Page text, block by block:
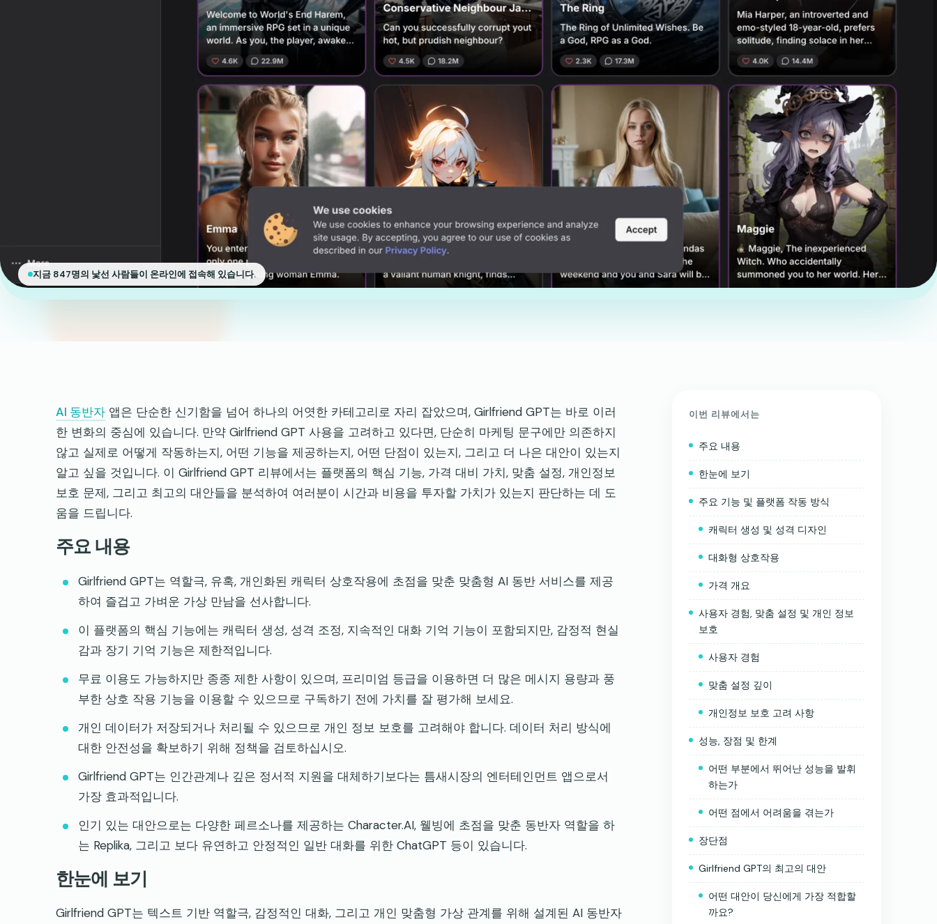
지금 847명의 낯선 사람들이 온라인에 접속해 있습니다.
AI 동반자 앱은 단순한 신기함을 넘어 하나의 어엿한 카테고리로 자리 잡았으며, Girlfriend GPT는 바로 이러
한 변화의 중심에 있습니다. 만약 Girlfriend GPT 사용을 고려하고 있다면, 단순히 마케팅 문구에만 의존하지
않고 실제로 어떻게 작동하는지, 어떤 기능을 제공하는지, 어떤 단점이 있는지, 그리고 더 나은 대안이 있는지
알고 싶을 것입니다. 이 Girlfriend GPT 리뷰에서는 플랫폼의 핵심 기능, 가격 대비 가치, 맞춤 설정, 개인정보
보호 문제, 그리고 최고의 대안들을 분석하여 여러분이 시간과 비용을 투자할 가치가 있는지 판단하는 데 도
움을 드립니다.
주요 내용
Girlfriend GPT는 역할극, 유혹, 개인화된 캐릭터 상호작용에 초점을 맞춘 맞춤형 AI 동반 서비스를 제공
하여 즐겁고 가벼운 가상 만남을 선사합니다.
이 플랫폼의 핵심 기능에는 캐릭터 생성, 성격 조정, 지속적인 대화 기억 기능이 포함되지만, 감정적 현실
감과 장기 기억 기능은 제한적입니다.
무료 이용도 가능하지만 종종 제한 사항이 있으며, 프리미엄 등급을 이용하면 더 많은 메시지 용량과 풍
부한 상호 작용 기능을 이용할 수 있으므로 구독하기 전에 가치를 잘 평가해 보세요.
개인 데이터가 저장되거나 처리될 수 있으므로 개인 정보 보호를 고려해야 합니다. 데이터 처리 방식에
대한 안전성을 확보하기 위해 정책을 검토하십시오.
Girlfriend GPT는 인간관계나 깊은 정서적 지원을 대체하기보다는 틈새시장의 엔터테인먼트 앱으로서
가장 효과적입니다.
인기 있는 대안으로는 다양한 페르소나를 제공하는 Character.AI, 웰빙에 초점을 맞춘 동반자 역할을 하
는 Replika, 그리고 보다 유연하고 안정적인 일반 대화를 위한 ChatGPT 등이 있습니다.
한눈에 보기
Girlfriend GPT는 텍스트 기반 역할극, 감정적인 대화, 그리고 개인 맞춤형 가상 관계를 위해 설계된 AI 동반자
이번 리뷰에서는
주요 내용
한눈에 보기
주요 기능 및 플랫폼 작동 방식
캐릭터 생성 및 성격 디자인
대화형 상호작용
가격 개요
사용자 경험, 맞춤 설정 및 개인 정보
보호
사용자 경험
맞춤 설정 깊이
개인정보 보호 고려 사항
성능, 장점 및 한계
어떤 부분에서 뛰어난 성능을 발휘
하는가
어떤 점에서 어려움을 겪는가
장단점
Girlfriend GPT의 최고의 대안
어떤 대안이 당신에게 가장 적합할
까요?